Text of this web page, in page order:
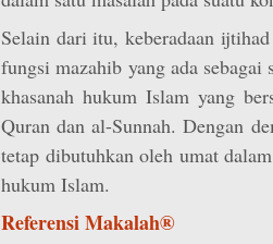
Selain dari itu, keberadaan ijtihad
fungsi mazahib yang ada sebagai
khasanah hukum Islam yang
Quran dan al-Sunnah. Dengan
tetap dibutuhkan oleh umat
hukum Islam.
Referensi Makalah®